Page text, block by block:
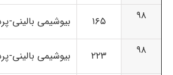
۹۸ ۱۶۵
بیوشیمی بالینی-
۹۸
۲۲۳
بیوشیمی بالینی-